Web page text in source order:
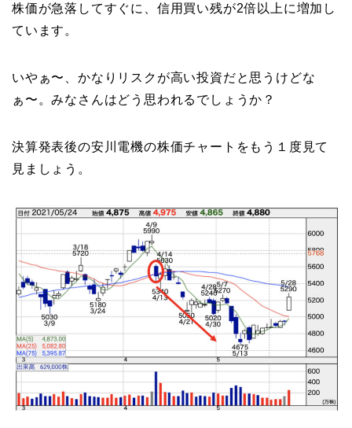
株価が急落してすぐに、信用買い残が2倍以上に増加し
ています。
いやぁ〜、かなりリスクが高い投資だと思うけどな
ぁ〜。みなさんはどう思われるでしょうか？
決算発表後の安川電機の株価チャートをもう１度見て
見ましょう。